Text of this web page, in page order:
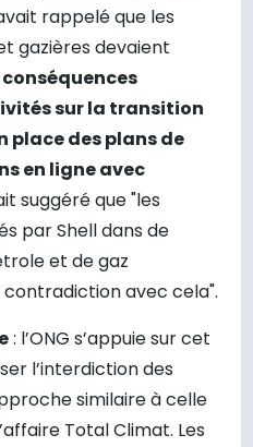
rappelé que les
gazières devaient
sur la transition
place des plans de
en ligne avec
suggéré que "les
par Shell dans de
et de gaz
avec cela".
: l’ONG s’appuie sur cet
l’interdiction des
similaire à celle
Total Climat. Les